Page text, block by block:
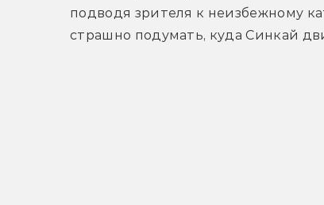
подводя зрителя к неизбежному
страшно подумать, куда Синкай